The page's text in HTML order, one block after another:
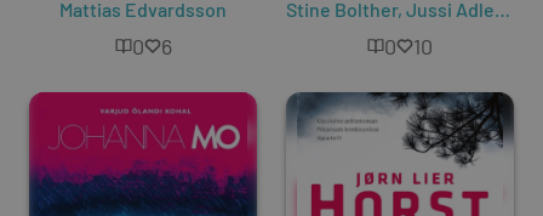
Mattias Edvardsson
0 6
Stine Bolther, Jussi Adler- Olsen
0 10